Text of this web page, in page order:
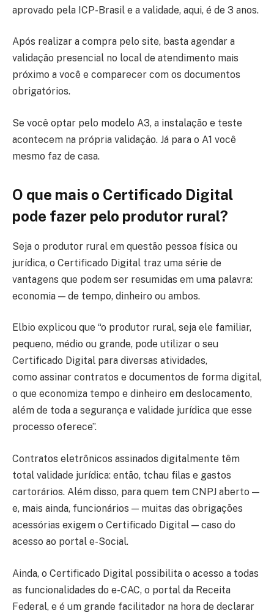
aprovado pela ICP-Brasil e a validade, aqui, é de 3 anos.
Após realizar a compra pelo site, basta agendar a
validação presencial no local de atendimento mais
próximo a você e comparecer com os documentos
obrigatórios.
Se você optar pelo modelo A3, a instalação e teste
acontecem na própria validação. Já para o A1 você
mesmo faz de casa.
O que mais o Certificado Digital
pode fazer pelo produtor rural?
Seja o produtor rural em questão pessoa física ou
jurídica, o Certificado Digital traz uma série de
vantagens que podem ser resumidas em uma palavra:
economia — de tempo, dinheiro ou ambos.
Elbio explicou que “o produtor rural, seja ele familiar,
pequeno, médio ou grande, pode utilizar o seu
Certificado Digital para diversas atividades,
como assinar contratos e documentos de forma digital,
o que economiza tempo e dinheiro em deslocamento,
além de toda a segurança e validade jurídica que esse
processo oferece”.
Contratos eletrônicos assinados digitalmente têm
total validade jurídica: então, tchau filas e gastos
cartorários. Além disso, para quem tem CNPJ aberto —
e, mais ainda, funcionários — muitas das obrigações
acessórias exigem o Certificado Digital — caso do
acesso ao portal e-Social.
Ainda, o Certificado Digital possibilita o acesso a todas
as funcionalidades do e-CAC, o portal da Receita
Federal, e é um grande facilitador na hora de declarar